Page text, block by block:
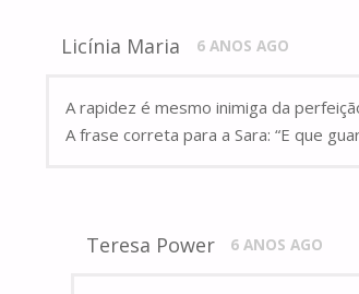
Licínia Maria 6 ANOS AGO
A rapidez é mesmo inimiga da
A frase correta para a Sara: “E que
Teresa Power 6 ANOS AGO